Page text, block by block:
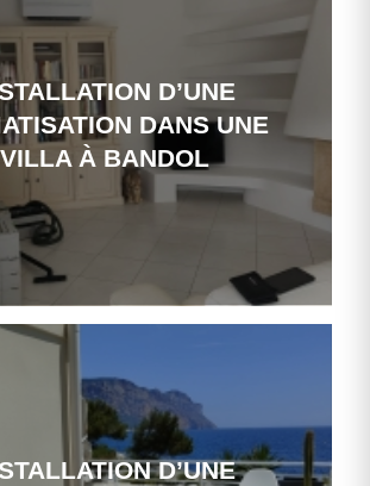
D’UNE
DANS UNE
VILLA À BANDOL
D’UNE